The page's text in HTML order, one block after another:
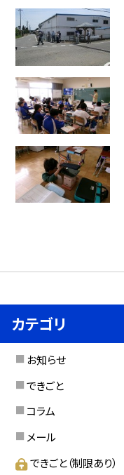
カテゴリ
お知らせ
できごと
コラム
メール
できごと（制限あり）